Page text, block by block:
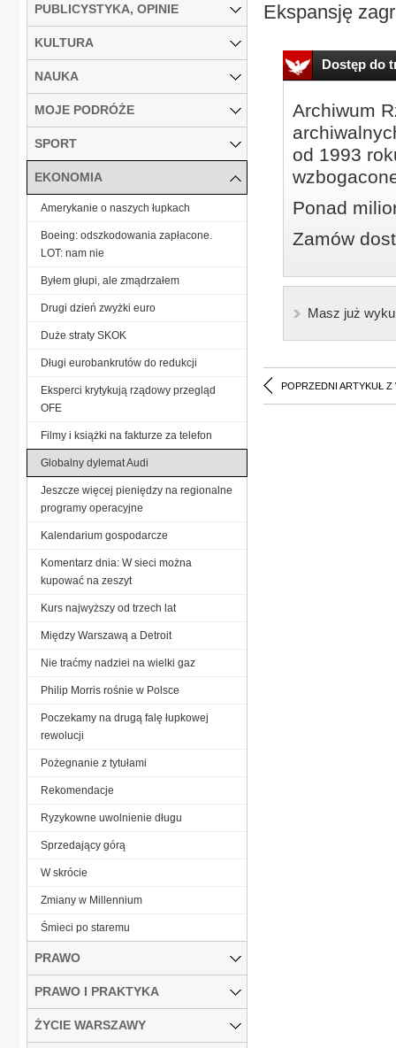
Ekspansję
Dostęp do
Archiwum
od 1993
Ponad
Zamów
Masz już
POPRZEDNI ARTYKUŁ Z
PUBLICYSTYKA, OPINIE
KULTURA
NAUKA
MOJE PODRÓŻE
SPORT
EKONOMIA
Amerykanie o naszych łupkach
Boeing: odszkodowania zapłacone.
LOT: nam nie
Byłem głupi, ale zmądrzałem
Drugi dzień zwyżki euro
Duże straty SKOK
Długi eurobankrutów do redukcji
Eksperci krytykują rządowy przegląd
OFE
Filmy i książki na fakturze za telefon
Globalny dylemat Audi
Jeszcze więcej pieniędzy na regionalne
programy operacyjne
Kalendarium gospodarcze
Komentarz dnia: W sieci można
kupować na zeszyt
Kurs najwyższy od trzech lat
Między Warszawą a Detroit
Nie traćmy nadziei na wielki gaz
Philip Morris rośnie w Polsce
Poczekamy na drugą falę łupkowej
rewolucji
Pożegnanie z tytułami
Rekomendacje
Ryzykowne uwolnienie długu
Sprzedający górą
W skrócie
Zmiany w Millennium
Śmieci po staremu
PRAWO
PRAWO I PRAKTYKA
ŻYCIE WARSZAWY